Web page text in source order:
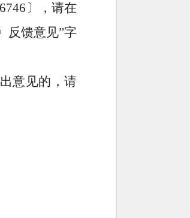
〕，请在
反馈意见”字
意见的，请